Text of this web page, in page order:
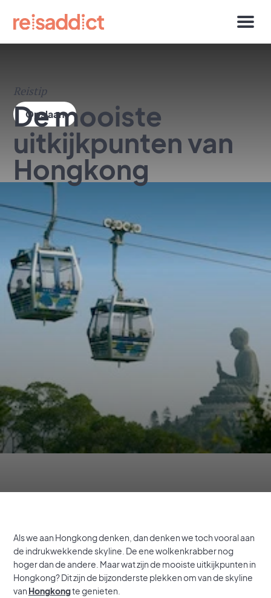
Reistip
De mooiste
uitkijkpunten van
Hongkong
Als we aan Hongkong denken, dan denken we toch vooral aan
de indrukwekkende skyline. De ene wolkenkrabber nog
hoger dan de andere. Maar wat zijn de mooiste uitkijkpunten in
Hongkong? Dit zijn de bijzonderste plekken om van de skyline
van Hongkongte genieten.